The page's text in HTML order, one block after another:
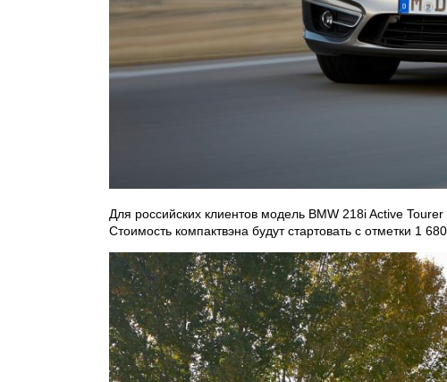
Для российских клиентов модель BMW 218i Active
Стоимость компактвэна будут стартовать с отметки 1